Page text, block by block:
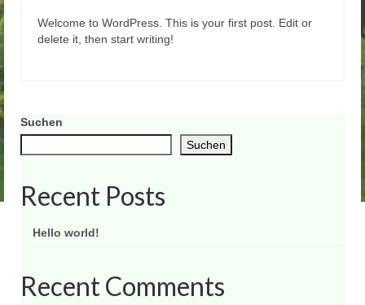
Welcome to WordPress. This is your first post. Edit or
delete it, then start writing!
Suchen
Suchen
Recent Posts
Hello world!
Recent Comments